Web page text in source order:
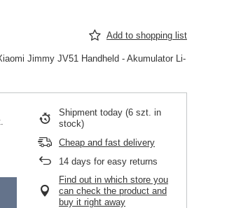
Add to shopping list
Jimmy JV51 Handheld - Akumulator Li-
Shipment today (6 szt. in
stock)
Cheap and fast delivery
14 days for easy returns
Find out in which store you
can check the product and
buy it right away